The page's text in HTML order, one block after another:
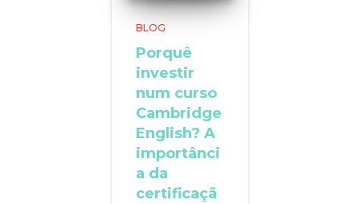
BLOG
Porquê
investir
num curso
Cambridge
English? A
importânci
a da
certificaçã